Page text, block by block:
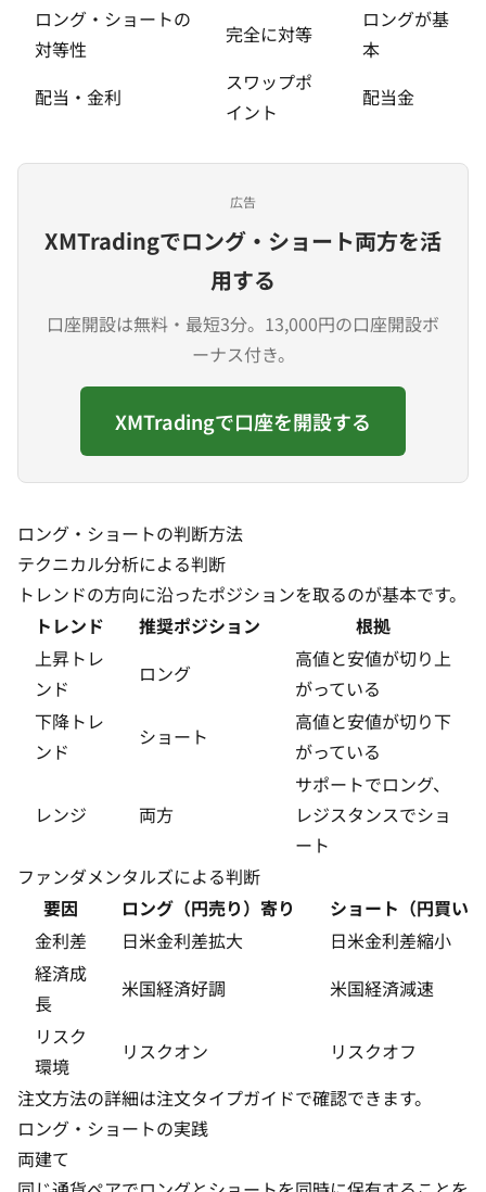
ロング・ショートの
対等性
完全に対等
ロングが基
本
配当・金利
スワップポ
イント
配当金
広告
XMTradingでロング・ショート両方を活
用する
口座開設は無料・最短3分。13,000円の口座開設ボ
ーナス付き。
XMTradingで口座を開設する
ロング・ショートの判断方法
テクニカル分析による判断
トレンドの方向に沿ったポジションを取るのが基本です。
トレンド
推奨ポジション
根拠
上昇トレ
ンド
ロング
高値と安値が切り上
がっている
下降トレ
ンド
ショート
高値と安値が切り下
がっている
レンジ 両方
サポートでロング、
レジスタンスでショ
ート
ファンダメンタルズによる判断
要因
ロング（円売り）寄り
ショート（円買い
金利差
日米金利差拡大
日米金利差縮小
経済成
長
米国経済好調
米国経済減速
リスク
環境
リスクオン
リスクオフ
注文方法の詳細は注文タイプガイドで確認できます。
ロング・ショートの実践
両建て